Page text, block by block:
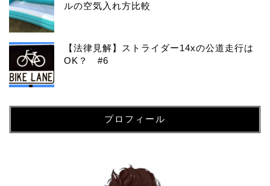
ルの空気入れ方比較
【法律見解】ストライダー14xの公道走行は
OK？ #6
プロフィール